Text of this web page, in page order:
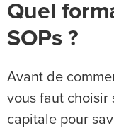
Quel
SOPs ?
Avant de
vous faut choisir
capitale pour